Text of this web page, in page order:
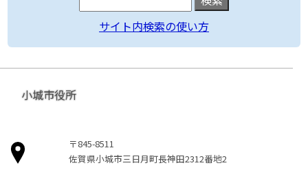
サイト内検索の使い方
小城市役所
〒845-8511
佐賀県小城市三日月町長神田2312番地2